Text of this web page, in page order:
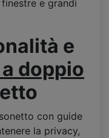
e grandi
à e
doppio
con guide
la privacy,